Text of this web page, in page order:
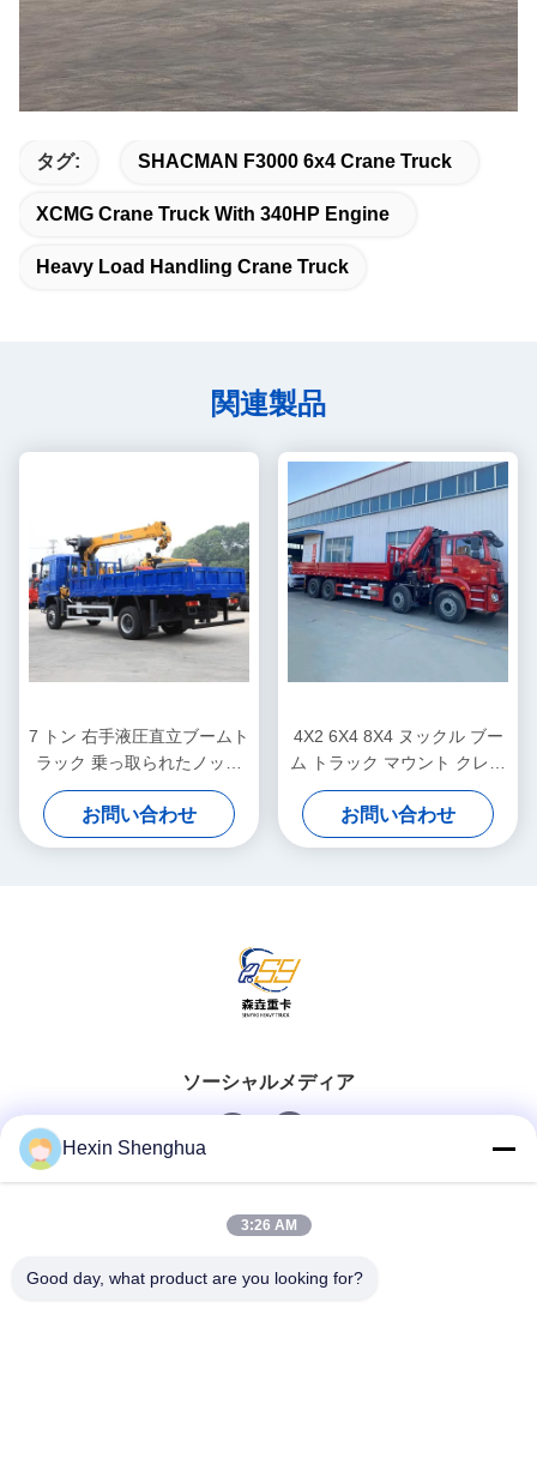
タグ: SHACMAN F3000 6x4 Crane Truck
XCMG Crane Truck With 340HP Engine
Heavy Load Handling Crane Truck
関連製品
7 トン 右手液圧直立ブームト
ラック 乗っ取られたノック
ルクレーンリフティングシス
テム
お問い合わせ
4X2 6X4 8X4 ヌックル ブー
ム トラック マウント クレー
ン 2 - 220 トン フラットベッ
ド クレーン トラック
お問い合わせ
ソーシャルメディア
クイックコンタクト
Hexin Shenghua
3:26 AM
Good day, what product are you looking for?